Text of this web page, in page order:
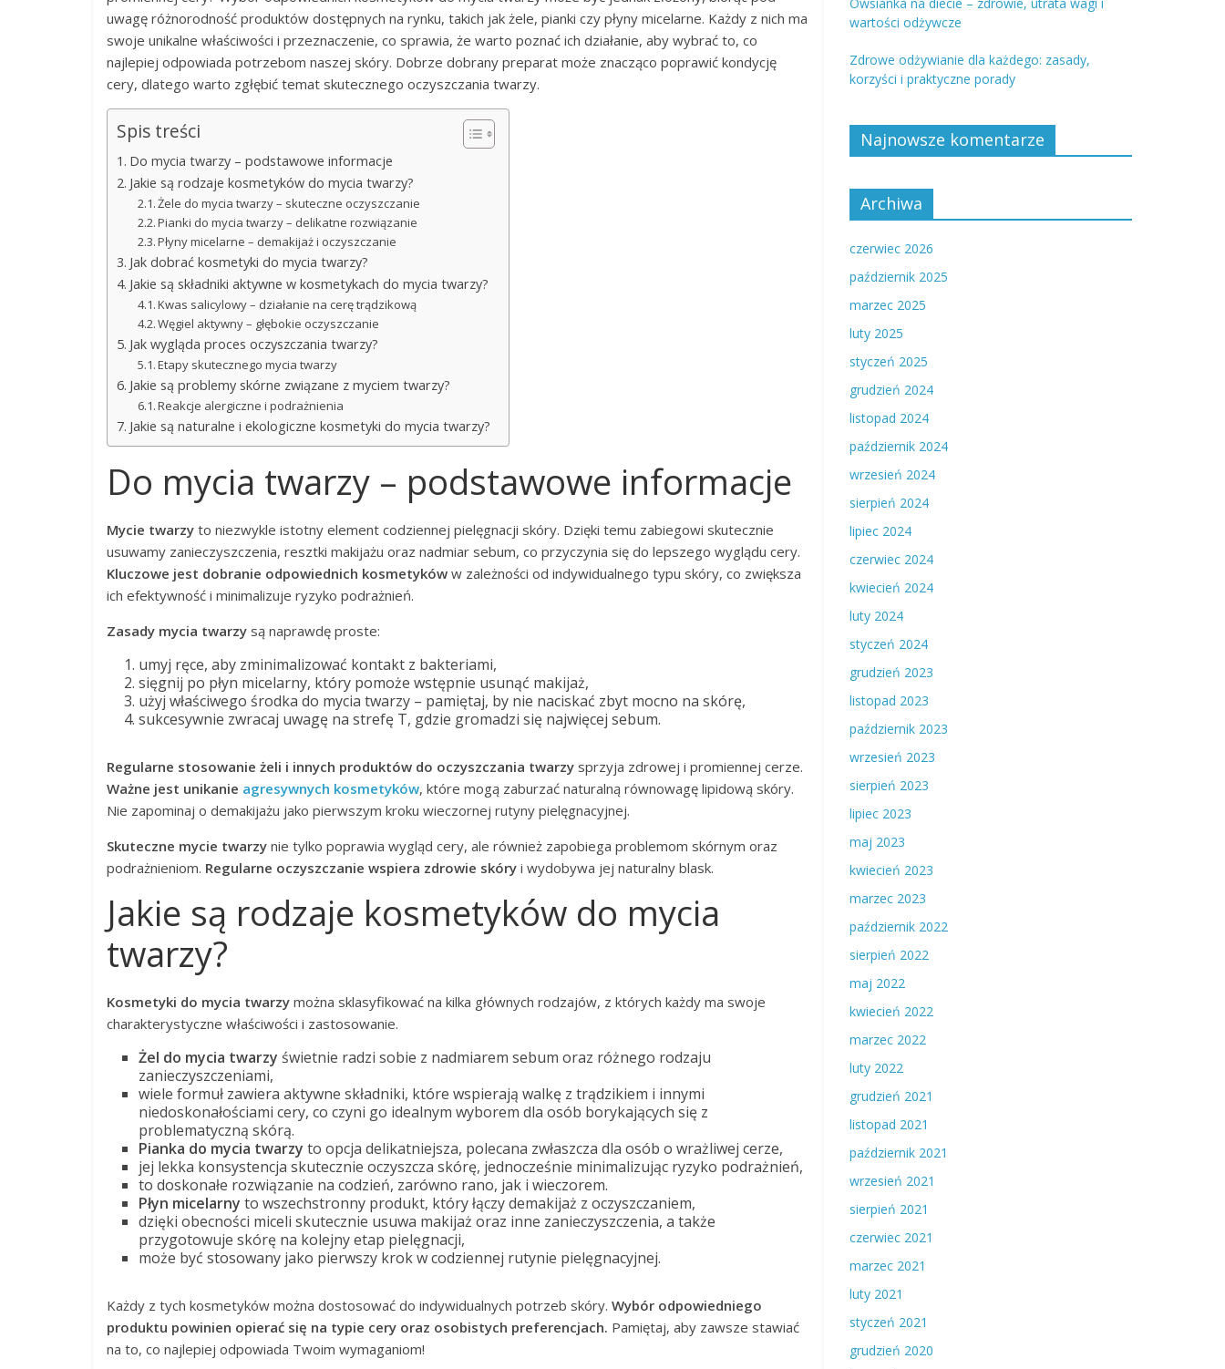
uwagę różnorodność produktów dostępnych na rynku, takich jak żele, pianki czy płyny micelarne. Każdy z nich ma
swoje unikalne właściwości i przeznaczenie, co sprawia, że warto poznać ich działanie, aby wybrać to, co
najlepiej odpowiada potrzebom naszej skóry. Dobrze dobrany preparat może znacząco poprawić kondycję
cery, dlatego warto zgłębić temat skutecznego oczyszczania twarzy.
Spis treści
Do mycia twarzy – podstawowe informacje
Jakie są rodzaje kosmetyków do mycia twarzy?
Żele do mycia twarzy – skuteczne oczyszczanie
Pianki do mycia twarzy – delikatne rozwiązanie
Płyny micelarne – demakijaż i oczyszczanie
Jak dobrać kosmetyki do mycia twarzy?
Jakie są składniki aktywne w kosmetykach do mycia twarzy?
Kwas salicylowy – działanie na cerę trądzikową
Węgiel aktywny – głębokie oczyszczanie
Jak wygląda proces oczyszczania twarzy?
Etapy skutecznego mycia twarzy
Jakie są problemy skórne związane z myciem twarzy?
Reakcje alergiczne i podrażnienia
Jakie są naturalne i ekologiczne kosmetyki do mycia twarzy?
Do mycia twarzy – podstawowe informacje
Mycie twarzy to niezwykle istotny element codziennej pielęgnacji skóry. Dzięki temu zabiegowi skutecznie
usuwamy zanieczyszczenia, resztki makijażu oraz nadmiar sebum, co przyczynia się do lepszego wyglądu cery.
Kluczowe jest dobranie odpowiednich kosmetyków w zależności od indywidualnego typu skóry, co zwiększa
ich efektywność i minimalizuje ryzyko podrażnień.
Zasady mycia twarzy są naprawdę proste:
umyj ręce, aby zminimalizować kontakt z bakteriami,
sięgnij po płyn micelarny, który pomoże wstępnie usunąć makijaż,
użyj właściwego środka do mycia twarzy – pamiętaj, by nie naciskać zbyt mocno na skórę,
sukcesywnie zwracaj uwagę na strefę T, gdzie gromadzi się najwięcej sebum.
Regularne stosowanie żeli i innych produktów do oczyszczania twarzy sprzyja zdrowej i promiennej cerze.
Ważne jest unikanie agresywnych kosmetyków, które mogą zaburzać naturalną równowagę lipidową skóry.
Nie zapominaj o demakijażu jako pierwszym kroku wieczornej rutyny pielęgnacyjnej.
Skuteczne mycie twarzy nie tylko poprawia wygląd cery, ale również zapobiega problemom skórnym oraz
podrażnieniom. Regularne oczyszczanie wspiera zdrowie skóry i wydobywa jej naturalny blask.
Jakie są rodzaje kosmetyków do mycia
twarzy?
Kosmetyki do mycia twarzy można sklasyfikować na kilka głównych rodzajów, z których każdy ma swoje
charakterystyczne właściwości i zastosowanie.
Żel do mycia twarzy świetnie radzi sobie z nadmiarem sebum oraz różnego rodzaju
zanieczyszczeniami,
wiele formuł zawiera aktywne składniki, które wspierają walkę z trądzikiem i innymi
niedoskonałościami cery, co czyni go idealnym wyborem dla osób borykających się z
problematyczną skórą.
Pianka do mycia twarzy to opcja delikatniejsza, polecana zwłaszcza dla osób o wrażliwej cerze,
jej lekka konsystencja skutecznie oczyszcza skórę, jednocześnie minimalizując ryzyko podrażnień,
to doskonałe rozwiązanie na codzień, zarówno rano, jak i wieczorem.
Płyn micelarny to wszechstronny produkt, który łączy demakijaż z oczyszczaniem,
dzięki obecności miceli skutecznie usuwa makijaż oraz inne zanieczyszczenia, a także
przygotowuje skórę na kolejny etap pielęgnacji,
może być stosowany jako pierwszy krok w codziennej rutynie pielęgnacyjnej.
Każdy z tych kosmetyków można dostosować do indywidualnych potrzeb skóry. Wybór odpowiedniego
produktu powinien opierać się na typie cery oraz osobistych preferencjach. Pamiętaj, aby zawsze stawiać
na to, co najlepiej odpowiada Twoim wymaganiom!
wartości odżywcze
Zdrowe odżywianie dla każdego: zasady,
korzyści i praktyczne porady
Najnowsze komentarze
Archiwa
czerwiec 2026
październik 2025
marzec 2025
luty 2025
styczeń 2025
grudzień 2024
listopad 2024
październik 2024
wrzesień 2024
sierpień 2024
lipiec 2024
czerwiec 2024
kwiecień 2024
luty 2024
styczeń 2024
grudzień 2023
listopad 2023
październik 2023
wrzesień 2023
sierpień 2023
lipiec 2023
maj 2023
kwiecień 2023
marzec 2023
październik 2022
sierpień 2022
maj 2022
kwiecień 2022
marzec 2022
luty 2022
grudzień 2021
listopad 2021
październik 2021
wrzesień 2021
sierpień 2021
czerwiec 2021
marzec 2021
luty 2021
styczeń 2021
grudzień 2020